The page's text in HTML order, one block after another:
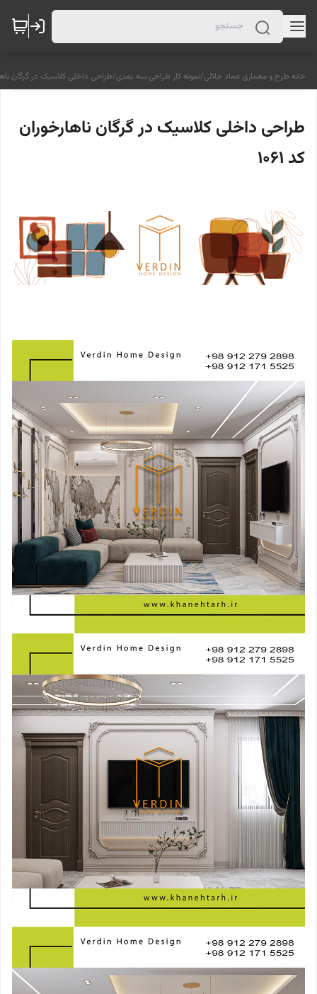
خانه طرح و معماری عماد جلالی/نمونه کار طراحی سه بعدی/طراحی داخلی کلاسیک در گرگان
طراحی داخلی کلاسیک در گرگان ناهارخوران
کد 1061